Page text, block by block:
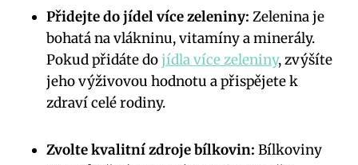
Přidejte do jídel ⁣více zeleniny: ⁢Zelenina je
bohatá ‌na vlákninu, vitamíny a minerály.
Pokud přidáte dojídla více zeleniny, zvýšíte
jeho⁤ výživovou hodnotu​ a‌ přispějete k
zdraví celé‌ rodiny.
Zvolte kvalitní‍ zdroje bílkovin: Bílkoviny⁢